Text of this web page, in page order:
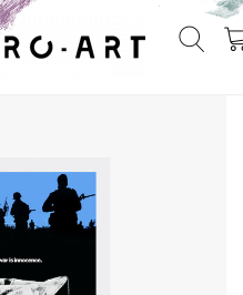
of war is innocence,
Professioneel Fotopapier